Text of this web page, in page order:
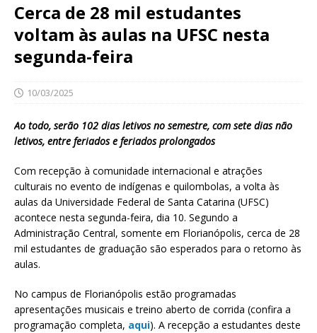
Cerca de 28 mil estudantes
voltam às aulas na UFSC nesta
segunda-feira
10/03/2025
Ao todo, serão 102 dias letivos no semestre, com sete dias não
letivos, entre feriados e feriados prolongados
Com recepção à comunidade internacional e atrações
culturais no evento de indígenas e quilombolas, a volta às
aulas da Universidade Federal de Santa Catarina (UFSC)
acontece nesta segunda-feira, dia 10. Segundo a
Administração Central, somente em Florianópolis, cerca de 28
mil estudantes de graduação são esperados para o retorno às
aulas.
No campus de Florianópolis estão programadas
apresentações musicais e treino aberto de corrida (confira a
programação completa, aqui). A recepção a estudantes deste